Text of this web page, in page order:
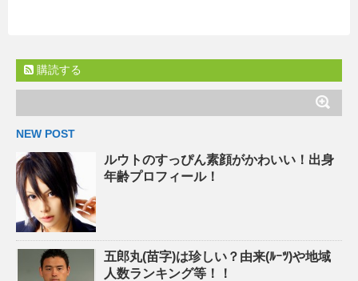
購読する
NEW POST
ルウトのすっぴん素顔がかわいい！出身
年齢プロフィール！
五郎丸(苗字)は珍しい？由来(ﾙｰﾂ)や地域
人数ランキング等！！